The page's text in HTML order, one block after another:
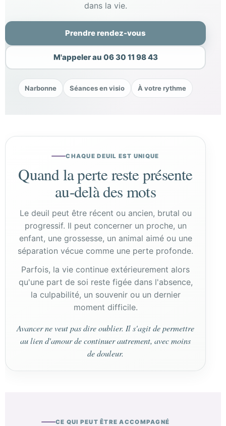
dans la vie.
Prendre rendez-vous
M'appeler au 06 30 11 98 43
Narbonne Séances en visio À votre rythme
CHAQUE DEUIL EST UNIQUE
Quand la perte reste présente
au-delà des mots
Le deuil peut être récent ou ancien, brutal ou
progressif. Il peut concerner un proche, un
enfant, une grossesse, un animal aimé ou une
séparation vécue comme une perte profonde.
Parfois, la vie continue extérieurement alors
qu'une part de soi reste figée dans l'absence,
la culpabilité, un souvenir ou un dernier
moment difficile.
Avancer ne veut pas dire oublier. Il s'agit de permettre
au lien d'amour de continuer autrement, avec moins
de douleur.
CE QUI PEUT ÊTRE ACCOMPAGNÉ